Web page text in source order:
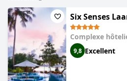
Six Senses
Complexe
9,8 Excellent